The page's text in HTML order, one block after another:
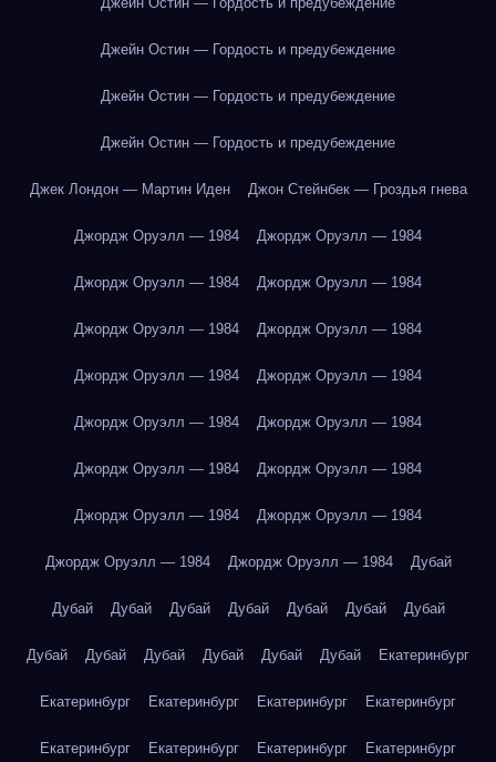
Джейн Остин — Гордость и предубеждение
Джейн Остин — Гордость и предубеждение
Джейн Остин — Гордость и предубеждение
Джек Лондон — Мартин Иден Джон Стейнбек — Гроздья гнева
Джордж Оруэлл — 1984 Джордж Оруэлл — 1984
Джордж Оруэлл — 1984 Джордж Оруэлл — 1984
Джордж Оруэлл — 1984 Джордж Оруэлл — 1984
Джордж Оруэлл — 1984 Джордж Оруэлл — 1984
Джордж Оруэлл — 1984 Джордж Оруэлл — 1984
Джордж Оруэлл — 1984 Джордж Оруэлл — 1984
Джордж Оруэлл — 1984 Джордж Оруэлл — 1984
Джордж Оруэлл — 1984 Джордж Оруэлл — 1984 Дубай
Дубай Дубай Дубай Дубай Дубай Дубай Дубай
Дубай Дубай Дубай Дубай Дубай Дубай Екатеринбург
Екатеринбург Екатеринбург Екатеринбург Екатеринбург
Екатеринбург Екатеринбург Екатеринбург Екатеринбург